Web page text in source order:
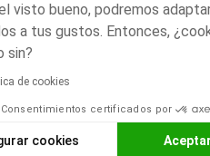
visto bueno, podremos
a tus gustos. Entonces,
sin?
de cookies
Consentimientos certificados por
cookies